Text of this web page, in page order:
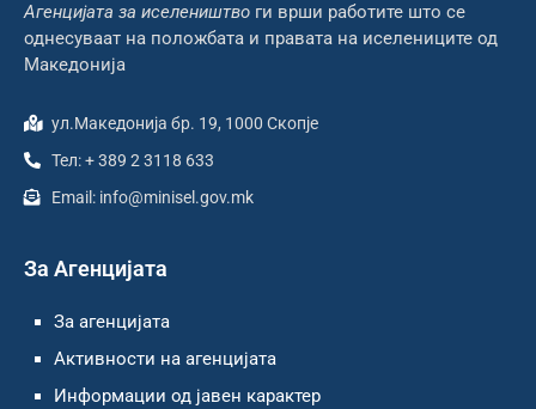
Агенцијата за иселеништво ги врши работите што се
однесуваат на положбата и правата на иселениците од
Македонија
ул.Македонија бр. 19, 1000 Скопје
Тел: + 389 2 3118 633
Email: info@minisel.gov.mk
За Агенцијата
За агенцијата
Активности на агенцијата
Информации од јавен карактер